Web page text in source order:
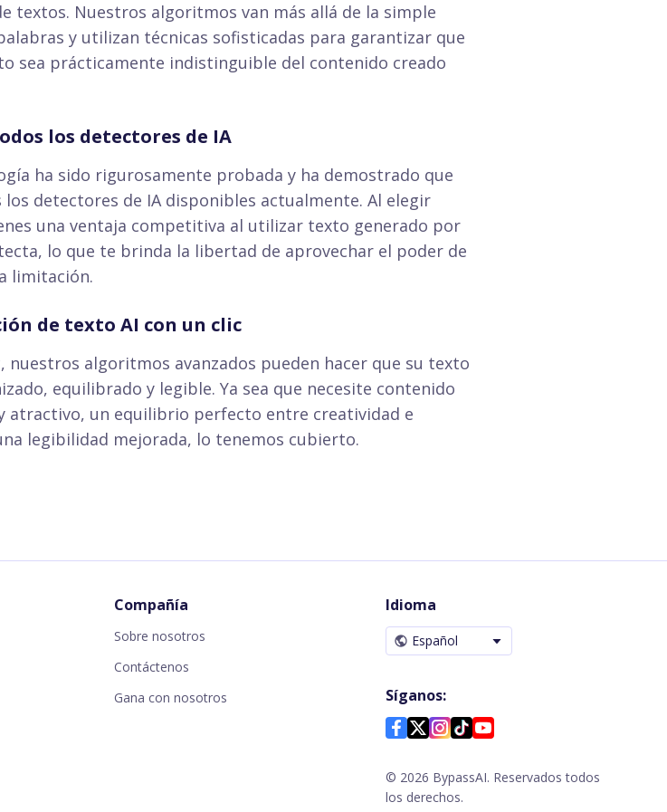
textos. Nuestros algoritmos van más allá de la simple
y utilizan técnicas sofisticadas para garantizar que
sea prácticamente indistinguible del contenido creado
los detectores de IA
ha sido rigurosamente probada y ha demostrado que
los detectores de IA disponibles actualmente. Al elegir
una ventaja competitiva al utilizar texto generado por
lo que te brinda la libertad de aprovechar el poder de
limitación.
de texto AI con un clic
nuestros algoritmos avanzados pueden hacer que su texto
equilibrado y legible. Ya sea que necesite contenido
atractivo, un equilibrio perfecto entre creatividad e
legibilidad mejorada, lo tenemos cubierto.
Compañía
Sobre nosotros
Contáctenos
Gana con nosotros
Idioma
Español
Síganos:
© 2026 BypassAI. Reservados todos
los derechos.